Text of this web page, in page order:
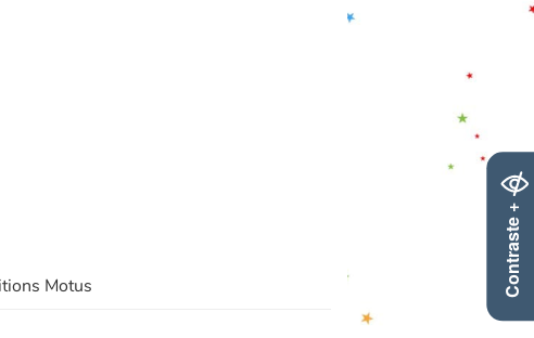
Contraste +
Motus